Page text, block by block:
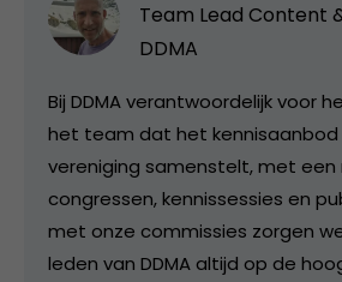
Team Lead Content
DDMA
Bij DDMA verantwoordelijk voor
het team dat het kennisaanbod
vereniging samenstelt, met een
congressen, kennissessies en
met onze commissies zorgen
leden van DDMA altijd op de